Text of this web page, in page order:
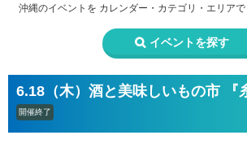
沖縄のイベントを カレンダー・カテゴリ・エリアで
イベントを探す
6.18（木）酒と美味しいもの市 『
開催終了